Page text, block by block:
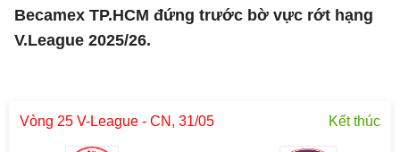
Becamex TP.HCM đứng trước bờ vực rớt hạng
V.League 2025/26.